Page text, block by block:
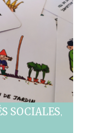
SOCIALES,